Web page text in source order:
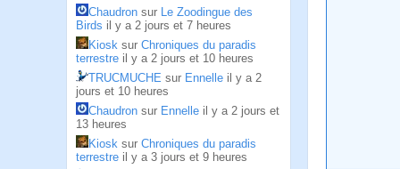
Chaudron sur Le Zoodingue des
Birds il y a 2 jours et 7 heures
Kiosk sur Chroniques du paradis
terrestre il y a 2 jours et 10 heures
TRUCMUCHE sur Ennelle il y a 2
jours et 10 heures
Chaudron sur Ennelle il y a 2 jours et
13 heures
Kiosk sur Chroniques du paradis
terrestre il y a 3 jours et 9 heures